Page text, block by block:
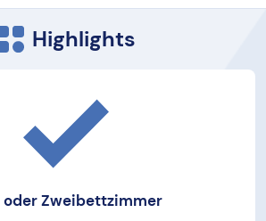
Highlights
oder Zweibettzimmer